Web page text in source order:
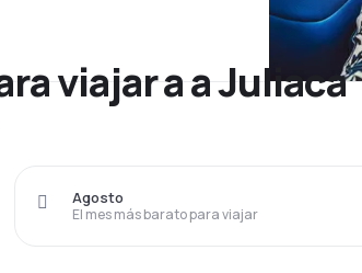
viajar a a Juliaca
El mes más barato para viajar
Agosto